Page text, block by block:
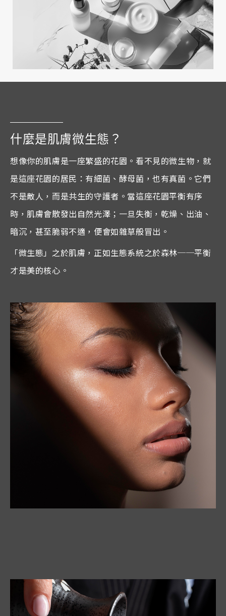
什麼是肌膚微生態？
想像你的肌膚是一座繁盛的花園。看不見的微生物，就
是這座花園的居民：有細菌、酵母菌，也有真菌。它們
不是敵人，而是共生的守護者。當這座花園平衡有序
時，肌膚會散發出自然光澤；一旦失衡，乾燥、出油、
暗沉，甚至脆弱不適，便會如雜草般冒出。
「微生態」之於肌膚，正如生態系統之於森林──平衡
才是美的核心。